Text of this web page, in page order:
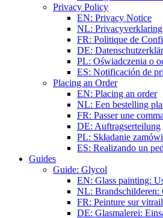
Privacy Policy
EN: Privacy Notice
NL: Privacyverklaring
FR: Politique de
DE:
PL: Oświadczenia o
ES: Notificación de
Placing an Order
EN: Placing an order
NL: Een bestelling
FR: Passer une
DE: Auftragserteilung
PL: Składanie
ES: Realizando un
Guides
Guide: Glycol
EN: Glass painting:
NL: Brandschilderen:
FR: Peinture sur
DE: Glasmalerei: